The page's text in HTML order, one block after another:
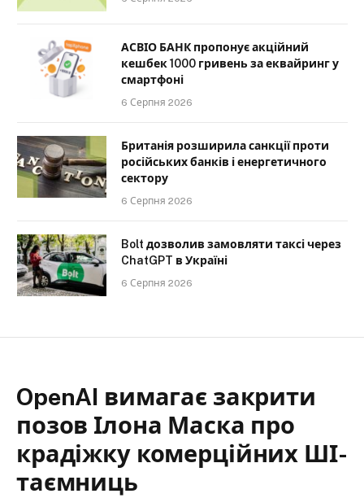
АСВІО БАНК пропонує акційний
кешбек 1000 гривень за еквайринг у
смартфоні
6 Серпня 2026
Британія розширила санкції проти
російських банків і енергетичного
сектору
6 Серпня 2026
Bolt дозволив замовляти таксі через
ChatGPT в Україні
6 Серпня 2026
OpenAI вимагає закрити
позов Ілона Маска про
крадіжку комерційних ШІ-
таємниць